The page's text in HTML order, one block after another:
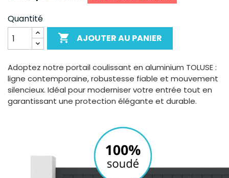
Quantité
 AJOUTER AU PANIER
Adoptez notre portail coulissant en aluminium TOLUSE :
ligne contemporaine, robustesse fiable et mouvement
silencieux. Idéal pour moderniser votre entrée tout en
garantissant une protection élégante et durable.